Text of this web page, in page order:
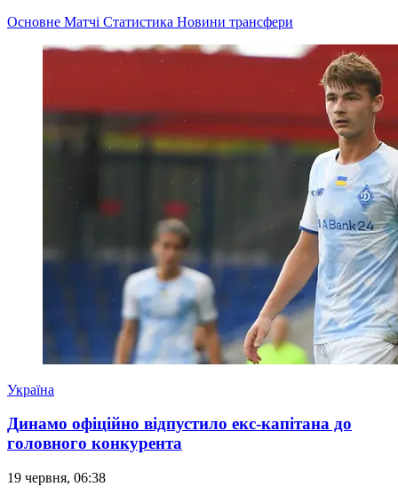
Основне Матчі Статистика Новини трансфери
Україна
Динамо офіційно відпустило екс-капітана до
головного конкурента
19 червня, 06:38